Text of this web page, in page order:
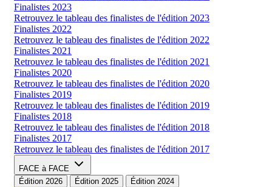
Finalistes 2023
Retrouvez le tableau des finalistes de l'édition 2023
Finalistes 2022
Retrouvez le tableau des finalistes de l'édition 2022
Finalistes 2021
Retrouvez le tableau des finalistes de l'édition 2021
Finalistes 2020
Retrouvez le tableau des finalistes de l'édition 2020
Finalistes 2019
Retrouvez le tableau des finalistes de l'édition 2019
Finalistes 2018
Retrouvez le tableau des finalistes de l'édition 2018
Finalistes 2017
Retrouvez le tableau des finalistes de l'édition 2017
FACE à FACE
Édition 2026
Édition 2025 Édition 2024